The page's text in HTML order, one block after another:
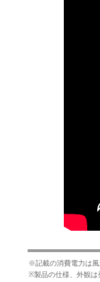
※記載の消費電力は風
※製品の仕様、外観は